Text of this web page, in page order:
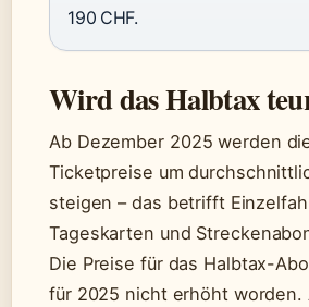
190 CHF.
Wird das Halbtax
Ab Dezember 2025 werden
Ticketpreise um
steigen – das betrifft
Tageskarten und
Die Preise für das Halbtax-
für 2025 nicht erhöht worden.